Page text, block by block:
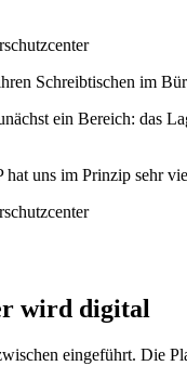
ein Bereich: das
uns im Prinzip sehr
wird digital
eingeführt. Die